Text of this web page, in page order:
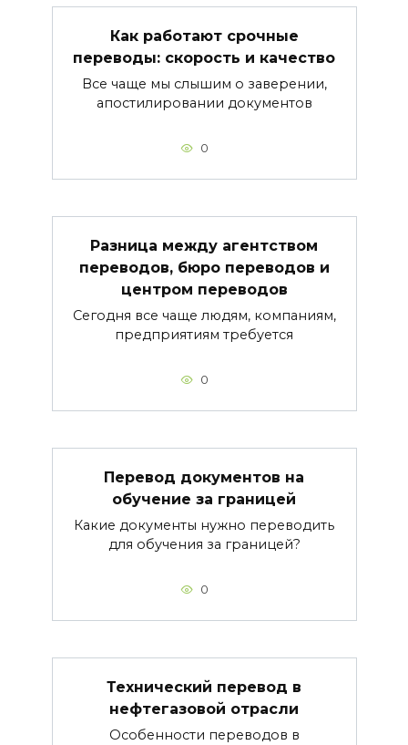
Как работают срочные
переводы: скорость и качество
Все чаще мы слышим о заверении,
апостилировании документов
0
Разница между агентством
переводов, бюро переводов и
центром переводов
Сегодня все чаще людям, компаниям,
предприятиям требуется
0
Перевод документов на
обучение за границей
Какие документы нужно переводить
для обучения за границей?
0
Технический перевод в
нефтегазовой отрасли
Особенности переводов в